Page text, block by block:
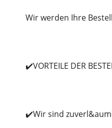
Wir werden Ihre
✔️VORTEILE DER
✔️Wir sind